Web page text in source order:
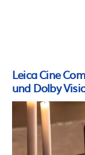
Leica Cine
und Dolby